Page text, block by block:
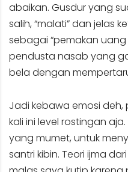
abaikan. Gusdur yang
salih, “malati” dan jelas
sebagai “pemakan
pendusta nasab yang
bela dengan
Jadi kebawa emosi
kali ini level rostingan
yang mumet, untuk
santri kibin. Teori ijma